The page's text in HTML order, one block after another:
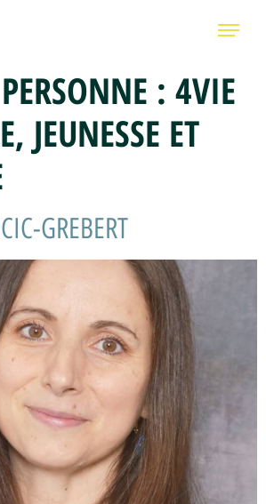
: 4VIE
JEUNESSE ET
GREBERT